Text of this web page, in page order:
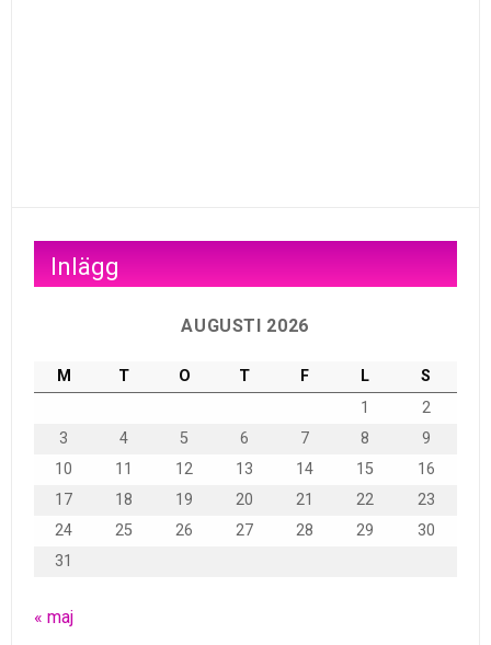
Inlägg
AUGUSTI 2026
M T O T F L
S
1
2
3
4 5 6 7 8
9
10
11 12 13 14 15
16
17
18 19 20 21 22
23
24
25 26 27 28 29
30
31
« maj